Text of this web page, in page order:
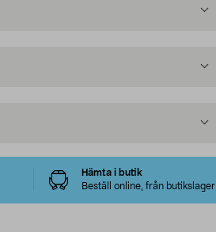
Hämta i butik
Beställ online, från butikslager